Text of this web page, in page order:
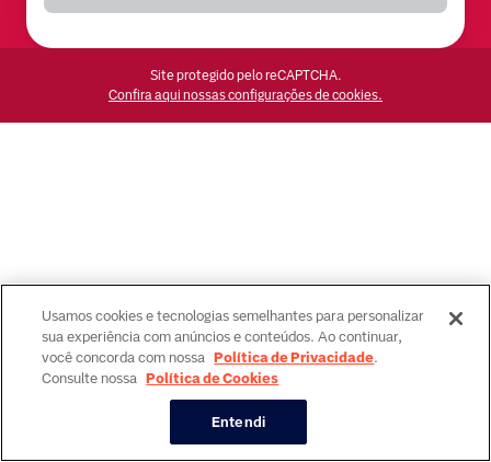
Site protegido pelo reCAPTCHA.
Confira aqui nossas configurações de cookies.
Usamos cookies e tecnologias semelhantes para personalizar
sua experiência com anúncios e conteúdos. Ao continuar,
você concorda com nossa Política de Privacidade.
Consulte nossa Política de Cookies
Entendi